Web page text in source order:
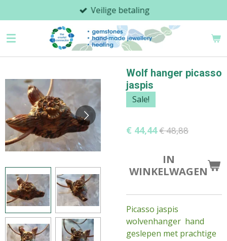
direct
naar
Veilige betaling
Wolf hanger picasso
jaspis
Sale!
€ 44,44€ 48,88
IN
WINKELWAGEN
Picasso jaspis
wolvenhanger hand
geslepen met prachtige